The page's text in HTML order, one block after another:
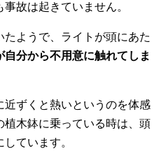
故は起きていません。
ようで、ライトが頭にあた
自分から不用意に触れてしま
ずくと熱いというのを体感
植木鉢に乗っている時は、頭
ています。